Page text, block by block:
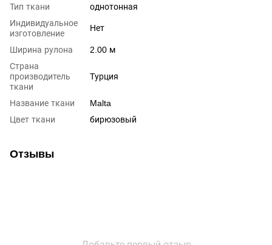
Тип ткани
однотонная
Индивидуальное
изготовление
Нет
Ширина рулона
2.00 м
Страна
производитель
ткани
Турция
Название ткани
Malta
Цвет ткани
бирюзовый
Отзывы